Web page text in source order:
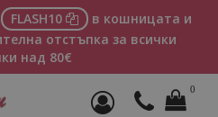
FLASH10
в кошницата и
отстъпка за всички
над 80€
0